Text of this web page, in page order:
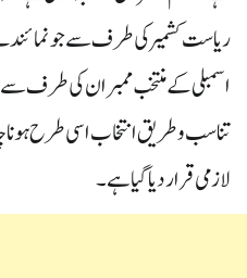
ریاست کشمیر کی طرف سے جو نمائندے
اسمبلی کے منتخب ممبران کی طرف سے
تناسب و طریق انتخاب اسی طرح ہونا
لازمی قرار دیا گیا ہے۔